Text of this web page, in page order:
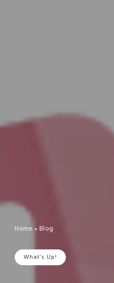
Home » Blog
What’s Up!